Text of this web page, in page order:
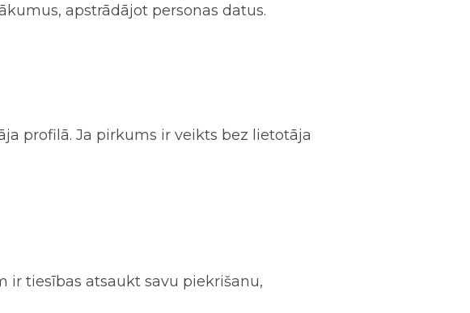
apstrādājot personas datus.
profilā. Ja pirkums ir veikts bez lietotāja
ir tiesības atsaukt savu piekrišanu,